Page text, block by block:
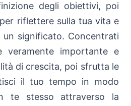
degli obiettivi, poi
riflettere sulla tua vita e
significato. Concentrati
importante e
di crescita, poi sfrutta le
il tuo tempo in modo
te stesso attraverso la